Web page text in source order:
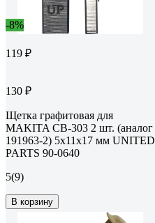
-8%
119 ₽
130 ₽
Щетка графитовая для
MAKITA СВ-303 2 шт. (аналог
191963-2) 5x11x17 мм UNITED
PARTS 90-0640
5(9)
В корзину